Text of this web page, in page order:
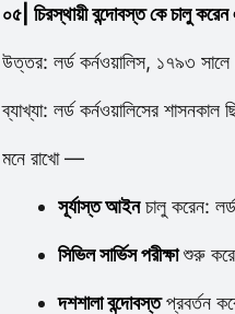
০৫| চিরস্থায়ী বন্দোবস্ত কে চালু
উত্তর: লর্ড কর্নওয়ালিস, ১৭৯৩
ব্যাখ্যা: লর্ড কর্নওয়ালিসের
মনে রাখো —
সূর্যাস্ত আইনচালু করেন:
সিভিল সার্ভিস পরীক্ষাশুরু
দশশালা বন্দোবস্তপ্রবর্তন